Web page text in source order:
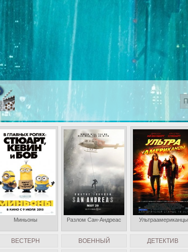
ВЕСТЕРН ВОЕННЫЙ ДЕТЕКТИВ
Миньоны Разлом Сан-Андреас Ультраамериканцы